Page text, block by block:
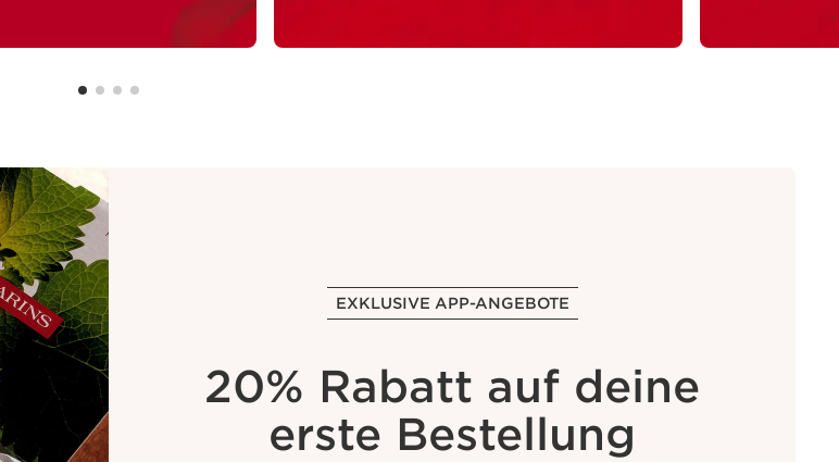
EXKLUSIVE APP-ANGEBOTE
20% Rabatt auf deine
erste Bestellung